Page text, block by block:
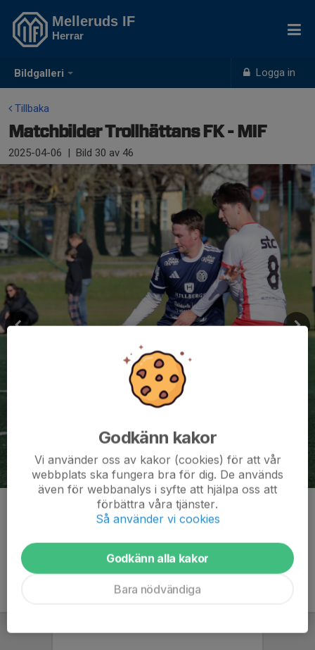
Bildgalleri Logga in
Melleruds IF
Herrar
Tillbaka
Matchbilder Trollhättans FK - MIF
2025-04-06 | Bild 30 av 46
Godkänn kakor
Vi använder oss av kakor (cookies) för att vår
webbplats ska fungera bra för dig. De används
även för webbanalys i syfte att hjälpa oss att
förbättra våra tjänster.
Så använder vi cookies
Godkänn alla kakor
Bara nödvändiga